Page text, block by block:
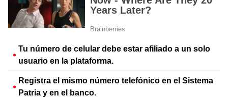
Tu número de celular debe estar afiliado a un solo
usuario en la plataforma.
Registra el mismo número telefónico en el Sistema
Patria y en el banco.